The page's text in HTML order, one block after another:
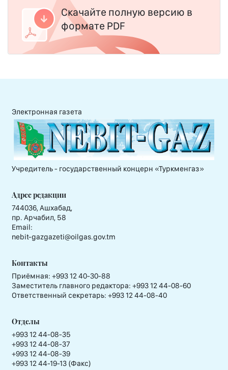
Скачайте полную версию в
формате PDF
Электронная газета
Учредитель - государственный концерн «Туркменгаз»
Адрес редакции
744036, Ашхабад,
пр. Арчабил, 58
Email:
nebit-gazgazeti@oilgas.gov.tm
Контакты
Приёмная: +993 12 40-30-88
Заместитель главного редактора: +993 12 44-08-60
Ответственный секретарь: +993 12 44-08-40
Отделы
+993 12 44-08-35
+993 12 44-08-37
+993 12 44-08-39
+993 12 44-19-13 (Факс)